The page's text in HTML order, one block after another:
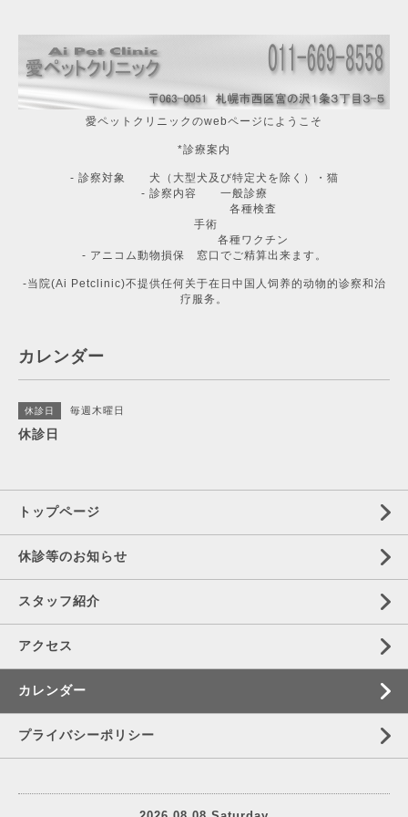
愛ペットクリニックのwebページにようこそ
*診療案内
- 診察対象 犬（大型犬及び特定犬を除く）・猫
- 診察内容 一般診療
各種検査
手術
各種ワクチン
- アニコム動物損保 窓口でご精算出来ます。
-当院(Ai Petclinic)不提供任何关于在日中国人饲养的动物的诊察和治
疗服务。
カレンダー
休診日 毎週木曜日
休診日
トップページ
休診等のお知らせ
スタッフ紹介
アクセス
カレンダー
プライバシーポリシー